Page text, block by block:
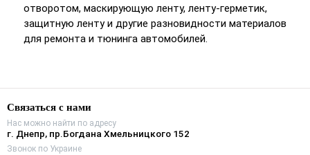
отворотом, маскирующую ленту, ленту-герметик,
защитную ленту и другие разновидности материалов
для ремонта и тюнинга автомобилей.
Связаться с нами
Нас можно найти по адресу
г. Днепр, пр.Богдана Хмельницкого 152
Звонок по Украине